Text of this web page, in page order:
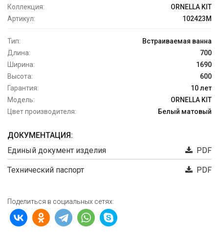
Коллекция:
ORNELLA KIT
Артикул:
102423M
Тип:
Встраиваемая ванна
Длина:
700
Ширина:
1690
Высота:
600
Гарантия:
10 лет
Модель:
ORNELLA KIT
Цвет производителя:
Белый матовый
ДОКУМЕНТАЦИЯ:
Единый документ изделия
PDF
Технический паспорт PDF
Поделиться в социальных сетях: